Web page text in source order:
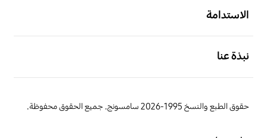
الاستدامة
نبذة عنا
حقوق الطبع والنسخ 1995-2026 سامسونج. جميع الحقوق محفوظة.